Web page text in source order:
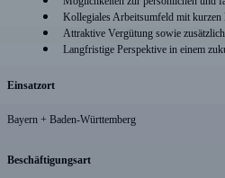
Kollegiales Arbeitsumfeld mit kurzen
Attraktive Vergütung sowie
Langfristige Perspektive in einem
Einsatzort
Bayern + Baden-Württemberg
Beschäftigungsart